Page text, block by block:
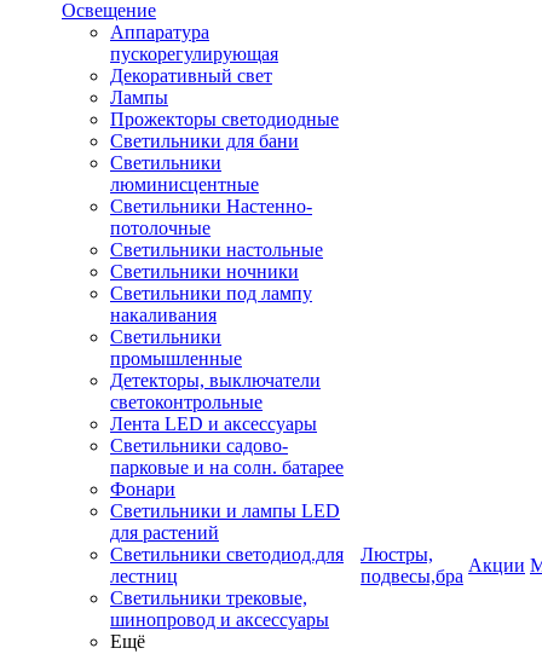
Освещение
Аппаратура
пускорегулирующая
Декоративный свет
Лампы
Прожекторы светодиодные
Светильники для бани
Светильники
люминисцентные
Светильники Настенно-
потолочные
Светильники настольные
Светильники ночники
Светильники под лампу
накаливания
Светильники
промышленные
Детекторы, выключатели
светоконтрольные
Лента LED и аксессуары
Светильники садово-
парковые и на солн. батарее
Фонари
Светильники и лампы LED
для растений
Светильники светодиод.для
лестниц
Светильники трековые,
шинопровод и аксессуары
Ещё
Люстры,
подвесы,бра
Акции